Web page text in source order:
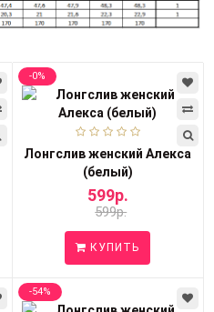
-0%
Лонгслив женский Алекса
(белый)
599р.
599р.
КУПИТЬ
-54%